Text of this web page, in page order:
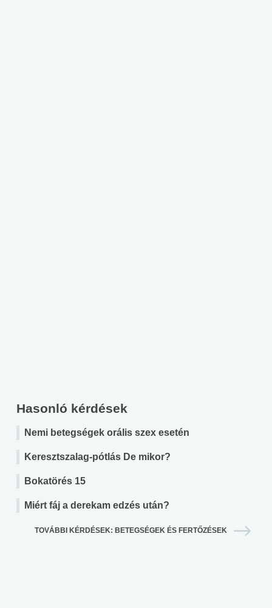
Hasonló kérdések
Nemi betegségek orális szex esetén
Keresztszalag-pótlás De mikor?
Bokatörés 15
Miért fáj a derekam edzés után?
TOVÁBBI KÉRDÉSEK: BETEGSÉGEK ÉS FERTŐZÉSEK